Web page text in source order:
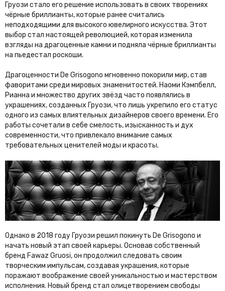
Груози стало его решение использовать в своих творениях
чёрные бриллианты, которые ранее считались
неподходящими для высокого ювелирного искусства. Этот
выбор стал настоящей революцией, которая изменила
взгляды на драгоценные камни и подняла чёрные бриллианты
на пьедестал роскоши.
Драгоценности De Grisogono мгновенно покорили мир, став
фаворитами среди мировых знаменитостей. Наоми Кэмпбелл,
Рианна и множество других звёзд часто появлялись в
украшениях, созданных Груози, что лишь укрепило его статус
одного из самых влиятельных дизайнеров своего времени. Его
работы сочетали в себе смелость, изысканность и дух
современности, что привлекало внимание самых
требовательных ценителей моды и красоты.
Однако в 2018 году Груози решил покинуть De Grisogono и
начать новый этап своей карьеры. Основав собственный
бренд Fawaz Gruosi, он продолжил следовать своим
творческим импульсам, создавая украшения, которые
поражают воображение своей уникальностью и мастерством
исполнения. Новый бренд стал олицетворением свободы